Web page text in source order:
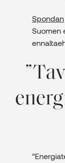
Spondan
Suomen